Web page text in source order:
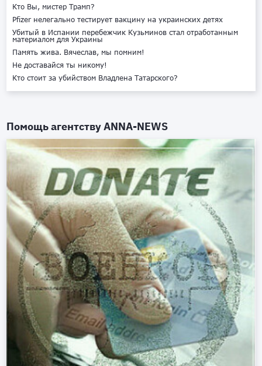
Кто Вы, мистер Трамп?
Pfizer нелегально тестирует вакцину на украинских детях
Убитый в Испании перебежчик Кузьминов стал отработанным
материалом для Украины
Память жива. Вячеслав, мы помним!
Не доставайся ты никому!
Кто стоит за убийством Владлена Татарского?
Помощь агентствуANNA-NEWS